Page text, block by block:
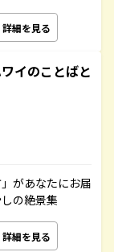
詳細を見る
イのことばと
があなたにお届
の絶景集
詳細を見る